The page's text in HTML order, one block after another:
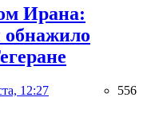
Ирана:
обнажило
12:27 556